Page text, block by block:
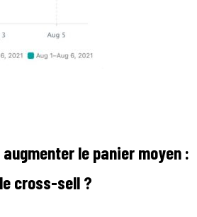
le panier moyen :
cross-sell ?